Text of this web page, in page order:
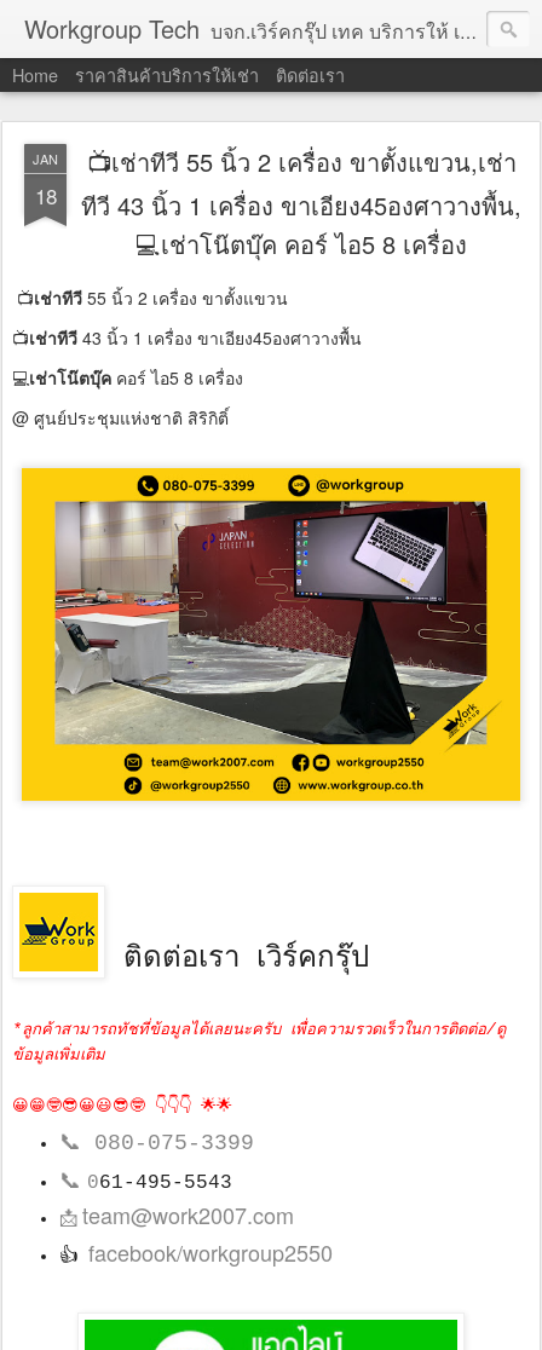
Workgroup Tech บจก.เวิร์คกรุ๊ป เทค บริการให้ เช่าคอมพิวเตอร์ โน้ตบุ๊ค โปรเจคเตอร์ ทีวีจอแบน จอทัชสกรีน ตู้คีออส วีดีโอวอล และอุปกรณ์อื่น ๆ บริการให้เช่าเป็น รายวัน
Home ราคาสินค้าบริการให้เช่า ติดต่อเรา
JAN
18
📺เช่าทีวี 55 นิ้ว 2 เครื่อง ขาตั้งแขวน,เช่า
ทีวี 43 นิ้ว 1 เครื่อง ขาเอียง45องศาวางพื้น,
💻เช่าโน๊ตบุ๊ค คอร์ ไอ5 8 เครื่อง
📺เช่าทีวี 55 นิ้ว 2 เครื่อง ขาตั้งแขวน
📺เช่าทีวี 43 นิ้ว 1 เครื่อง ขาเอียง45องศาวางพื้น
💻เช่าโน๊ตบุ๊ค คอร์ ไอ5 8 เครื่อง
@ ศูนย์ประชุมแห่งชาติ สิริกิติ์
ติดต่อเรา เวิร์คกรุ๊ป
*ลูกค้าสามารถทัชที่ข้อมูลได้เลยนะครับ เพื่อความรวดเร็วในการติดต่อ/ดู
ข้อมูลเพิ่มเติม
😀😁🤓😎😀😃😎🤓 👇👇👇 🌟🌟
📞 080-075-3399
📞 061-495-5543
📩team@work2007.com
👍 facebook/workgroup2550